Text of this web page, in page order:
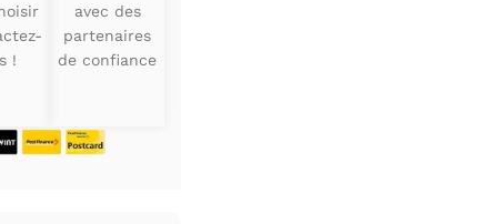
!
avec des
partenaires
de confiance